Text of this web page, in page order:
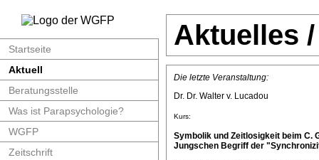
Startseite
Aktuell
Beratungsstelle
Was ist Parapsychologie?
WGFP
Zeitschrift
Aktuelles
Die letzte Veranstaltung:
Dr. Dr. Walter v. Lucadou
Kurs:
Symbolik und Zeitlosigkeit beim C.
Jungschen Begriff der